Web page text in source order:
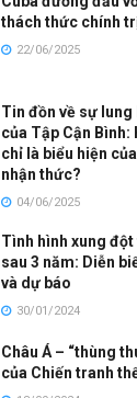
thách thức chính
22/06/2025
Tin đồn về sự
của Tập Cận Bình:
chỉ là biểu hiện
nhận thức?
04/06/2025
Tình hình xung
sau 3 năm: Diễn
và dự báo
30/01/2024
Châu Á – “thùng
của Chiến tranh